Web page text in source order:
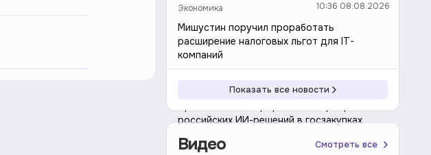
Экономика 10:36 08.08.2026
Мишустин поручил проработать
расширение налоговых льгот для IT-
компаний
10:02 08.08.2026
российских ИИ-решений в госзакупках
Показать все новости
Видео Смотреть все